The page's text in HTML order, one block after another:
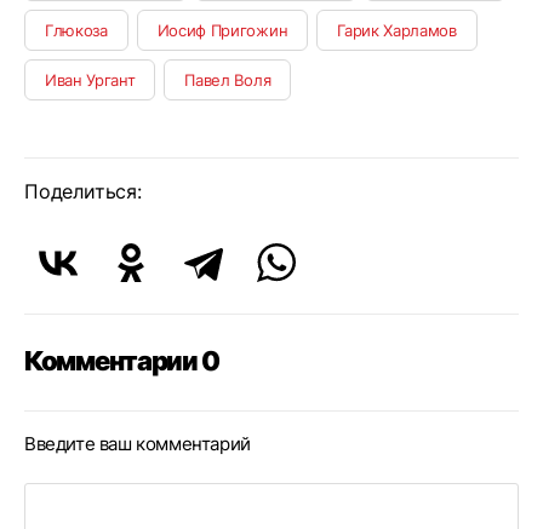
Глюкоза Иосиф Пригожин Гарик Харламов
Иван Ургант Павел Воля
Поделиться:
Комментарии 0
Введите ваш комментарий